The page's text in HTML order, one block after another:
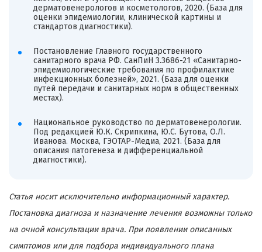
дерматовенерологов и косметологов, 2020. (База для
оценки эпидемиологии, клинической картины и
стандартов диагностики).
Постановление Главного государственного
санитарного врача РФ. СанПиН 3.3686-21 «Санитарно-
эпидемиологические требования по профилактике
инфекционных болезней», 2021. (База для оценки
путей передачи и санитарных норм в общественных
местах).
Национальное руководство по дерматовенерологии.
Под редакцией Ю.К. Скрипкина, Ю.С. Бутова, О.Л.
Иванова. Москва, ГЭОТАР-Медиа, 2021. (База для
описания патогенеза и дифференциальной
диагностики).
Статья носит исключительно информационный характер.
Постановка диагноза и назначение лечения возможны только
на очной консультации врача. При появлении описанных
симптомов или для подбора индивидуального плана